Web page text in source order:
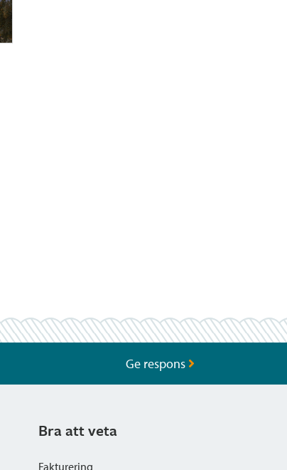
Ge respons
Bra att veta
Fakturering